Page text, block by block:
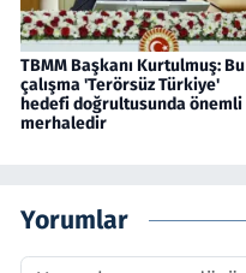
TBMM Başkanı Kurtulmuş: Bu
çalışma 'Terörsüz Türkiye'
hedefi doğrultusunda önemli
merhaledir
Yorumlar